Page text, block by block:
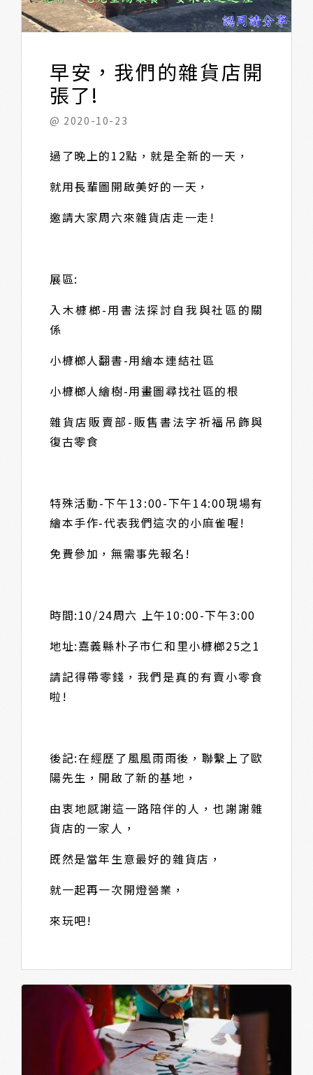
早安，我們的雜貨店開
張了!
@ 2020-10-23
過了晚上的12點，就是全新的一天，
就用長輩圖開啟美好的一天，
邀請大家周六來雜貨店走一走!
展區:
入木槺榔-用書法探討自我與社區的關
係
小槺榔人翻書-用繪本連結社區
小槺榔人繪樹-用畫圖尋找社區的根
雜貨店販賣部-販售書法字祈福吊飾與
復古零食
特殊活動-下午13:00-下午14:00現場有
繪本手作-代表我們這次的小麻雀喔!
免費參加，無需事先報名!
時間:10/24周六 上午10:00-下午3:00
地址:嘉義縣朴子市仁和里小槺榔25之1
請記得帶零錢，我們是真的有賣小零食
啦!
後記:在經歷了風風雨雨後，聯繫上了歐
陽先生，開啟了新的基地，
由衷地感謝這一路陪伴的人，也謝謝雜
貨店的一家人，
既然是當年生意最好的雜貨店，
就一起再一次開燈營業，
來玩吧!